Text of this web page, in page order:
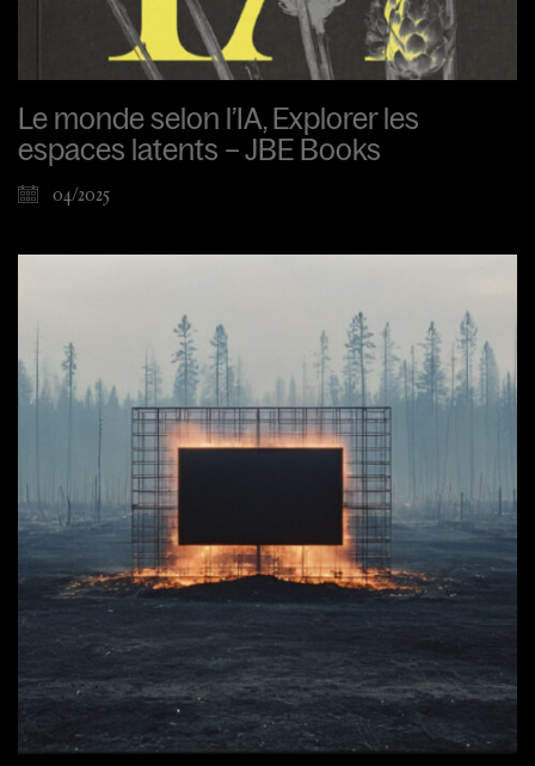
Le monde selon l’IA, Explorer les
espaces latents – JBE Books
04/2025